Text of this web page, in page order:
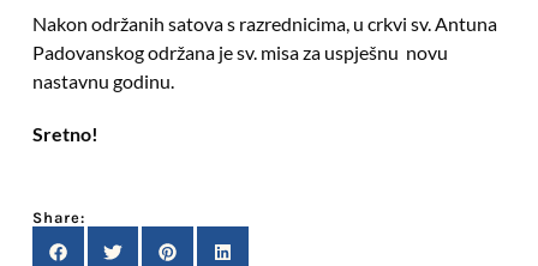
Nakon održanih satova s razrednicima, u crkvi sv. Antuna
Padovanskog održana je sv. misa za uspješnu novu
nastavnu godinu.
Sretno!
Share: